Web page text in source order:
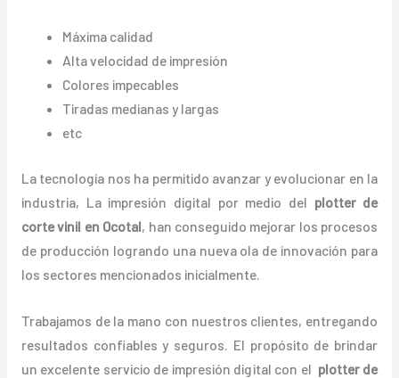
Máxima calidad
Alta velocidad de impresión
Colores impecables
Tiradas medianas y largas
etc
La tecnología nos ha permitido avanzar y evolucionar en la
industria, La impresión digital por medio del plotter de
corte vinil en Ocotal, han conseguido mejorar los procesos
de producción logrando una nueva ola de innovación para
los sectores mencionados inicialmente.
Trabajamos de la mano con nuestros clientes, entregando
resultados confiables y seguros. El propósito de brindar
un excelente servicio de impresión digital con el plotter de